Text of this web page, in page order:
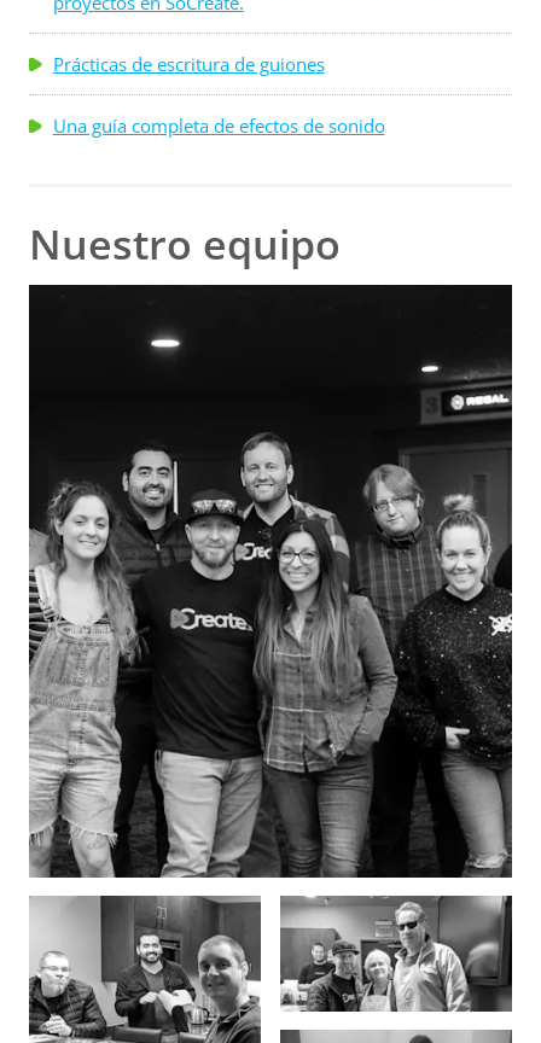
Prácticas de escritura de guiones
Una guía completa de efectos de sonido
Nuestro equipo